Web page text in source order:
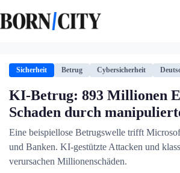
Inhalt
springen
Sicherheit Betrug Cybersicherheit
KI-Betrug: 893 Millionen
Schaden durch
Eine beispiellose Betrugswelle trifft
und Banken. KI-gestützte Attacken und
verursachen Millionenschäden.